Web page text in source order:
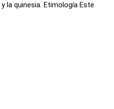
la quinesia. Etimología Este